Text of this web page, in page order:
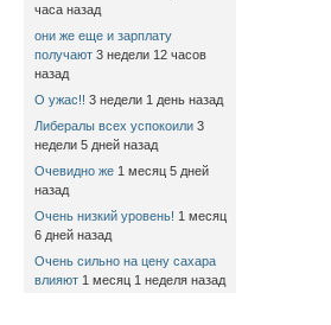
часа назад
они же еще и зарплату
получают 3 недели 12 часов
назад
О ужас!! 3 недели 1 день назад
Либералы всех успокоили 3
недели 5 дней назад
Очевидно же 1 месяц 5 дней
назад
Очень низкий уровень! 1 месяц
6 дней назад
Очень сильно на цену сахара
влияют 1 месяц 1 неделя назад